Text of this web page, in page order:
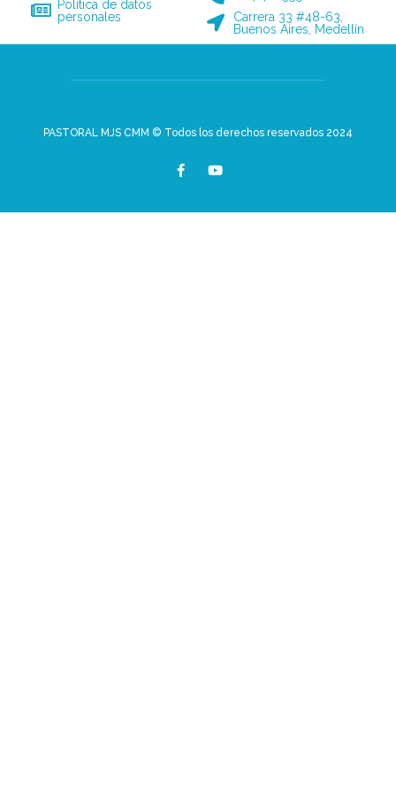
Política de datos
personales
Carrera 33 #48-63,
Buenos Aires, Medellín
PASTORAL MJS CMM © Todos los derechos reservados 2024